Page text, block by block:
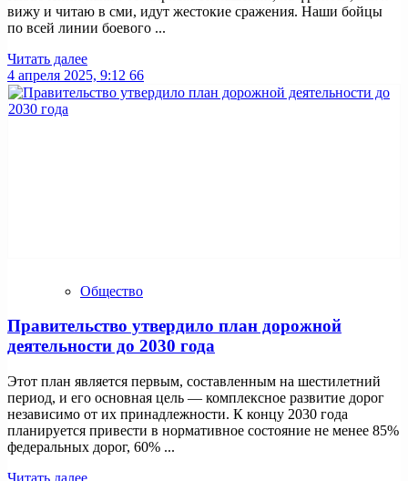
вижу и читаю в сми, идут жестокие сражения. Наши бойцы
по всей линии боевого ...
Читать далее
4 апреля 2025, 9:12 66
Общество
Правительство утвердило план дорожной
деятельности до 2030 года
Этот план является первым, составленным на шестилетний
период, и его основная цель — комплексное развитие дорог
независимо от их принадлежности. К концу 2030 года
планируется привести в нормативное состояние не менее 85%
федеральных дорог, 60% ...